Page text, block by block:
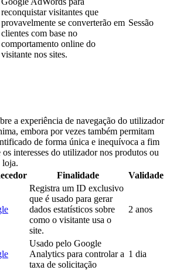
reconquistar visitantes que
provavelmente se converterão em
clientes com base no
comportamento online do
visitante nos sites.
Sessão
a experiência de navegação do utilizador
embora por vezes também permitam
de forma única e inequívoca a fim
interesses do utilizador nos produtos ou
loja.
Finalidade Validade
Registra um ID exclusivo
que é usado para gerar
dados estatísticos sobre
como o visitante usa o
site.
2 anos
Usado pelo Google
Analytics para controlar a
taxa de solicitação
1 dia